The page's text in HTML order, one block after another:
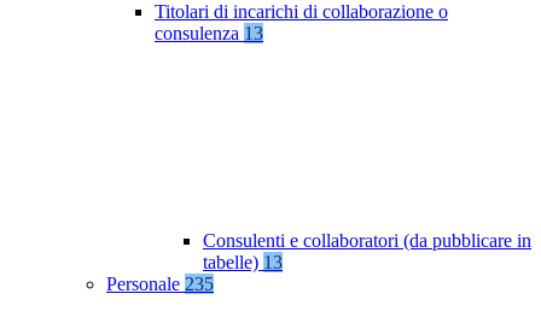
Titolari di incarichi di collaborazione o
consulenza 13
Consulenti e collaboratori (da pubblicare in
tabelle) 13
Personale 235